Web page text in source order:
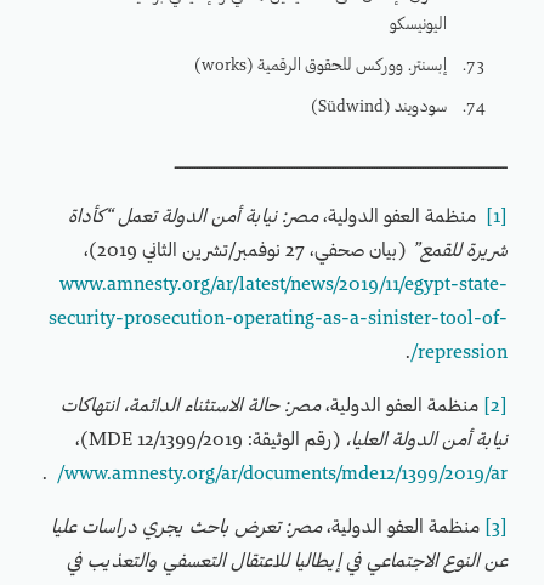
اليونيسكو
إبسنتر. ووركس للحقوق الرقمية (works)
سودويند (Südwind)
ـــــــــــــــــــــــــــــــــــــــــــــــــــــــــــــــــــــــــــــــــــــــــــــــــــــــــــــــــــــــــــــــــــــــــ
منظمة العفو الدولية،مصر: نيابة أمن الدولة تعمل “كأداة
شريرة للقمع”(بيان صحفي، 27 نوفمبر/تشرين الثاني 2019)،
www.amnesty.org/ar/latest/news/2019/11/egypt-state-
security-prosecution-operating-as-a-sinister-tool-of-
repression/
.
منظمة العفو الدولية،مصر: حالة الاستثناء الدائمة، انتهاكات
نيابة أمن الدولة العليا،(رقم الوثيقة: MDE 12/1399/2019)،
www.amnesty.org/ar/documents/mde12/1399/2019/ar/
.
منظمة العفو الدولية،مصر: تعرض باحث يجري دراسات عليا
عن النوع الاجتماعي في إيطاليا للاعتقال التعسفي والتعذيب في